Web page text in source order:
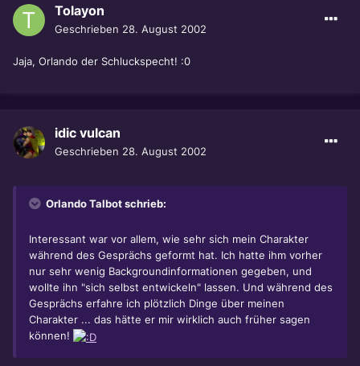
Tolayon
Geschrieben 28. August 2002
Jaja, Orlando der Schluckspecht! :0
idic vulcan
Geschrieben 28. August 2002
Orlando Talbot schrieb:
Interessant war vor allem, wie sehr sich mein Charakter
während des Gesprächs geformt hat. Ich hatte ihm vorher
nur sehr wenig Backgroundinformationen gegeben, und
wollte ihn "sich selbst entwickeln" lassen. Und während des
Gesprächs erfahre ich plötzlich Dinge über meinen
Charakter ... das hätte er mir wirklich auch früher sagen
können!